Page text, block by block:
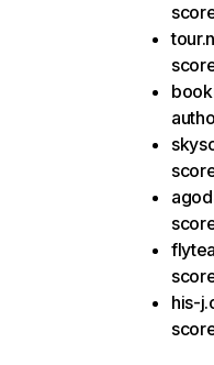
his-